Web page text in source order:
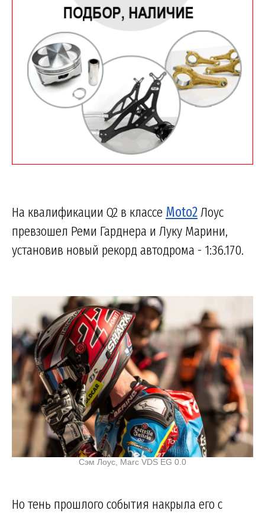
На квалификации Q2 в классе Moto2Лоус
превзошел Реми Гарднера и Луку Марини,
установив новый рекорд автодрома - 1:36.170.
Сэм Лоус, Marc VDS EG 0.0
Но тень прошлого события накрыла его с